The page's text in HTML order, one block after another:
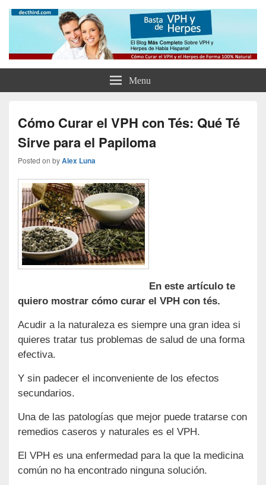
Como Curar el Virus del Papiloma
Humano y el Herpes de Forma
Natural y Eliminar las Verrugas
Genitales
Como Tratar el VPH, el Herpes y Eliminar tus Verrugas Para Siempre
Menu
Cómo Curar el VPH con Tés: Qué Té
Sirve para el Papiloma
Posted on byAlex Luna
En este artículo te
quiero mostrar cómo curar el VPH con tés.
Acudir a la naturaleza es siempre una gran idea si
quieres tratar tus problemas de salud de una forma
efectiva.
Y sin padecer el inconveniente de los efectos
secundarios.
Una de las patologías que mejor puede tratarse con
remedios caseros y naturales es el VPH.
El VPH es una enfermedad para la que la medicina
común no ha encontrado ninguna solución.